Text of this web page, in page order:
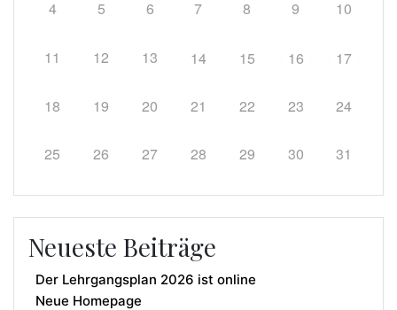
4 5 6 7 8 9 10
11 12 13 14 15 16 17
18 19 20 21 22 23 24
25 26 27 28 29 30 31
Neueste Beiträge
Der Lehrgangsplan 2026 ist online
Neue Homepage